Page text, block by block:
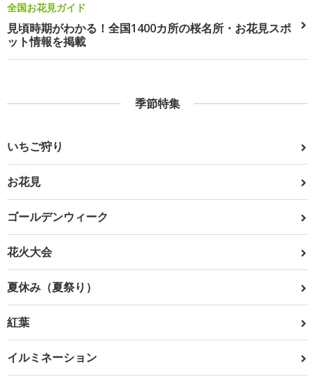
全国お花見ガイド
見頃時期がわかる！全国1400カ所の桜名所・お花見スポ
ット情報を掲載
季節特集
いちご狩り
お花見
ゴールデンウィーク
花火大会
夏休み（夏祭り）
紅葉
イルミネーション